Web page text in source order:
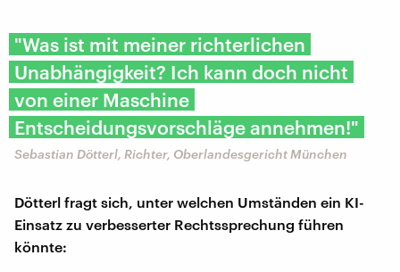
"Was ist mit meiner richterlichen
Unabhängigkeit? Ich kann doch nicht
von einer Maschine
Entscheidungsvorschläge annehmen!"
Sebastian Dötterl, Richter, Oberlandesgericht München
Dötterl fragt sich, unter welchen Umständen ein KI-
Einsatz zu verbesserter Rechtssprechung führen
könnte: